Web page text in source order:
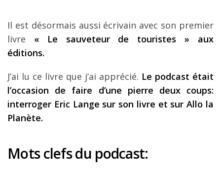
Il est désormais aussi écrivain avec son premier
livre « Le sauveteur de touristes » aux
éditions.
J’ai lu ce livre que j’ai apprécié. Le podcast était
l’occasion de faire d’une pierre deux coups:
interroger Eric Lange sur son livre et sur Allo la
Planète.
Mots clefs du podcast: